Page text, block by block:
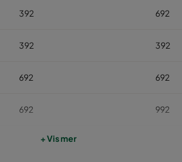
392 692
392 392
692 692
692 992
+ Vis mer